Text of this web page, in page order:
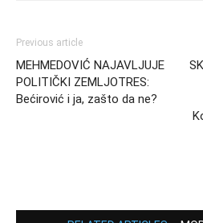
Previous article
MEHMEDOVIĆ NAJAVLJUJE
POLITIČKI ZEMLJOTRES:
Bećirović i ja, zašto da ne?